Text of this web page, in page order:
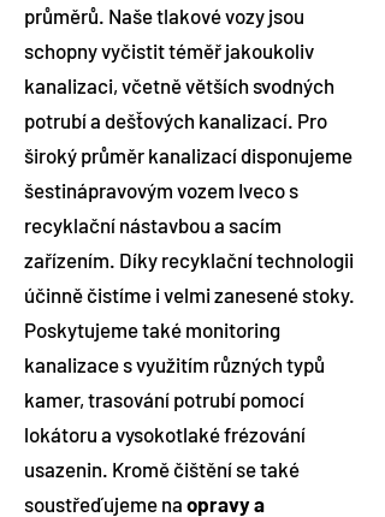
průměrů. Naše tlakové vozy jsou
schopny vyčistit téměř jakoukoliv
kanalizaci, včetně větších svodných
potrubí a dešťových kanalizací. Pro
široký průměr kanalizací disponujeme
šestinápravovým vozem Iveco s
recyklační nástavbou a sacím
zařízením. Díky recyklační technologii
účinně čistíme i velmi zanesené stoky.
Poskytujeme také monitoring
kanalizace s využitím různých typů
kamer, trasování potrubí pomocí
lokátoru a vysokotlaké frézování
usazenin. Kromě čištění se také
soustřeďujeme na opravy a